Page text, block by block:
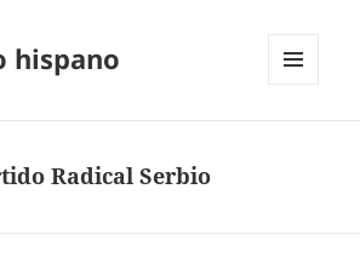
hispano
Radical Serbio